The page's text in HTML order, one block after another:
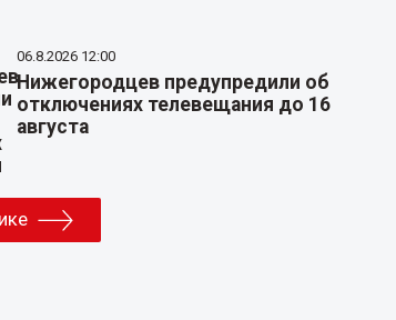
06.8.2026 12:00
Нижегородцев предупредили об
отключениях телевещания до 16
августа